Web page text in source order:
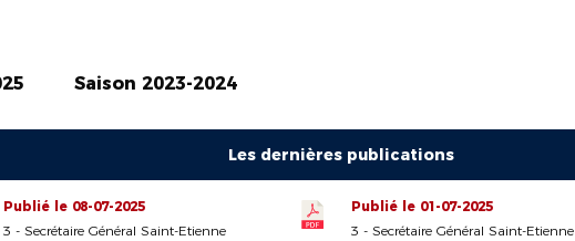
Saison 2023-2024
Les dernières publications
Publié le 08-07-2025
3 - Secrétaire Général Saint-Etienne
Publié le 01-07-2025
3 - Secrétaire Général Saint-Etienne